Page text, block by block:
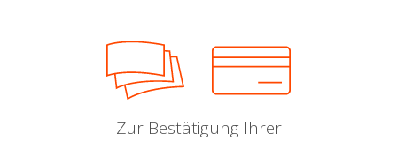
Zur Bestätigung Ihrer